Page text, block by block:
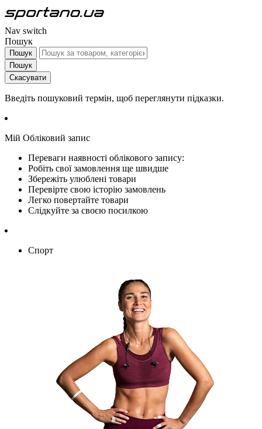
Nav switch
Пошук
Пошук
Пошук
Скасувати
Введіть пошуковий термін, щоб переглянути підказки.
Мій Обліковий запис
Переваги наявності облікового запису:
Робіть свої замовлення ще швидше
Збережіть улюблені товари
Перевірте свою історію замовлень
Легко повертайте товари
Слідкуйте за своєю посилкою
Спорт